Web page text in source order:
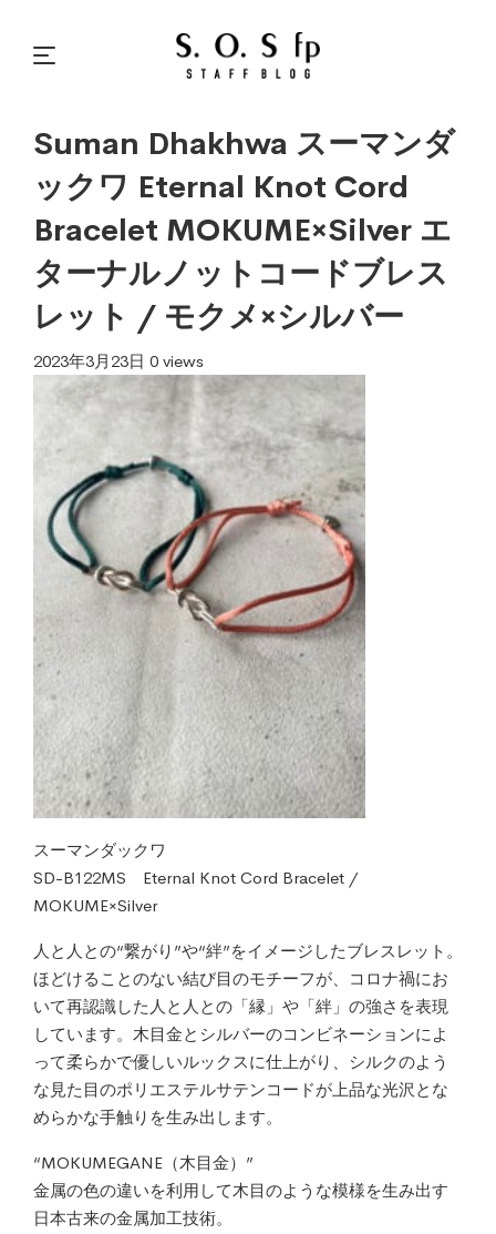
Suman Dhakhwa スーマンダ
ックワ Eternal Knot Cord
Bracelet MOKUME×Silver エ
ターナルノットコードブレス
レット / モクメ×シルバー
2023年3月23日 0 views
スーマンダックワ
SD-B122MS Eternal Knot Cord Bracelet /
MOKUME×Silver
人と人との“繋がり”や“絆”をイメージしたブレスレット。
ほどけることのない結び目のモチーフが、コロナ禍にお
いて再認識した人と人との「縁」や「絆」の強さを表現
しています。木目金とシルバーのコンビネーションによ
って柔らかで優しいルックスに仕上がり、シルクのよう
な見た目のポリエステルサテンコードが上品な光沢とな
めらかな手触りを生み出します。
“MOKUMEGANE（木目金）”
金属の色の違いを利用して木目のような模様を生み出す
日本古来の金属加工技術。